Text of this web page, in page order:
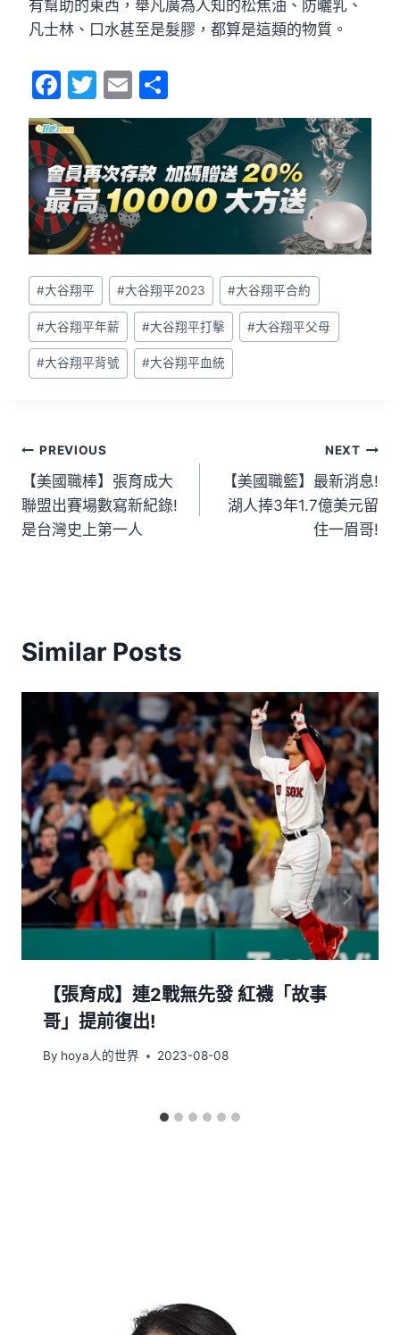
有幫助的東西，舉凡廣為人知的松焦油、防曬乳、
凡士林、口水甚至是髮膠，都算是這類的物質。
F
a
c
e
b
o
o
k
T
w
er
E
m
l
h
ar
e
#大谷翔平 #大谷翔平2023 #大谷翔平合約
#大谷翔平年薪 #大谷翔平打擊 #大谷翔平父母
#大谷翔平背號 #大谷翔平血統
PREVIOUS
【美國職棒】張育成大
聯盟出賽場數寫新紀錄!
是台灣史上第一人
NEXT
【美國職籃】最新消息!
湖人捧3年1.7億美元留
住一眉哥!
Similar Posts
【張育成】連2戰無先發 紅襪「故事
哥」提前復出!
By hoya人的世界 2023-08-08